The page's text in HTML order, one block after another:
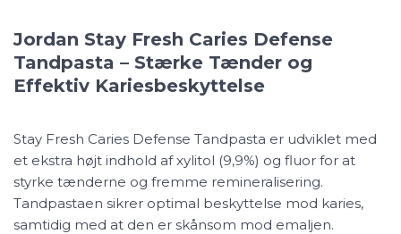
Jordan Stay Fresh Caries Defense
Tandpasta – Stærke Tænder og
Effektiv Kariesbeskyttelse
Stay Fresh Caries Defense Tandpasta er udviklet med
et ekstra højt indhold af xylitol (9,9%) og fluor for at
styrke tænderne og fremme remineralisering.
Tandpastaen sikrer optimal beskyttelse mod karies,
samtidig med at den er skånsom mod emaljen.